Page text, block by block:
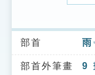
索引選單
知識索引
部首 雨
部首外筆畫 9